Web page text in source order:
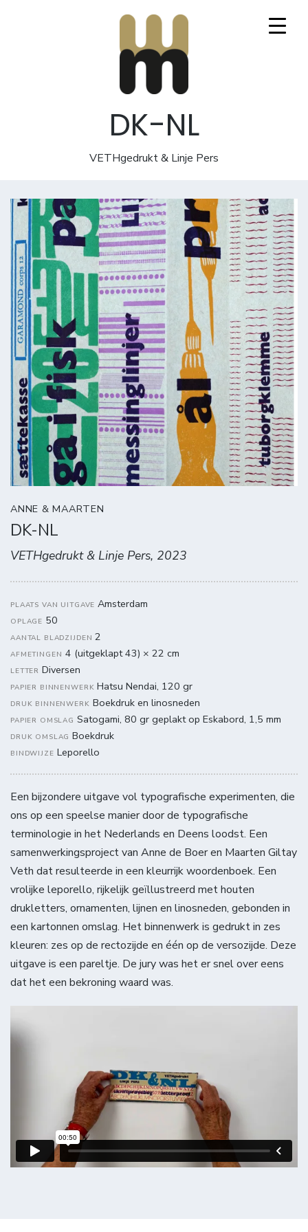
Mooi MarginaalDK-NL
VETHgedrukt & Linje Pers
ANNE & MAARTEN
DK-NL
VETHgedrukt & Linje Pers, 2023
PLAATS VAN UITGAVE Amsterdam
OPLAGE 50
AANTAL BLADZIJDEN 2
AFMETINGEN 4 (uitgeklapt 43) × 22 cm
LETTER Diversen
PAPIER BINNENWERK Hatsu Nendai, 120 gr
DRUK BINNENWERK Boekdruk en linosneden
PAPIER OMSLAG Satogami, 80 gr geplakt op Eskabord, 1,5 mm
DRUK OMSLAG Boekdruk
BINDWIJZE Leporello
Een bijzondere uitgave vol typografische experimenten, die
ons op een speelse manier door de typografische
terminologie in het Nederlands en Deens loodst. Een
samenwerkingsproject van Anne de Boer en Maarten Giltay
Veth dat resulteerde in een kleurrijk woordenboek. Een
vrolijke leporello, rijkelijk geïllustreerd met houten
drukletters, ornamenten, lijnen en linosneden, gebonden in
een kartonnen omslag. Het binnenwerk is gedrukt in zes
kleuren: zes op de rectozijde en één op de versozijde. Deze
uitgave is een pareltje. De jury was het er snel over eens
dat het een bekroning waard was.